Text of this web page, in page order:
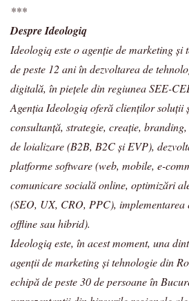
***
Despre Ideologiq
Ideologiq este o agenție de marketing și
de peste 12 ani în dezvoltarea de
digitală, în piețele din regiunea SEE-
Agenția Ideologiq oferă clienților soluții
consultanță, strategie, creație,
de loializare (B2B, B2C și EVP),
platforme software (web, mobile, e-
comunicare socială online, optimizări
(SEO, UX, CRO, PPC), implementarea
offline sau hibrid).
Ideologiq este, în acest moment, una
agenții de marketing și tehnologie din
echipă de peste 30 de persoane în